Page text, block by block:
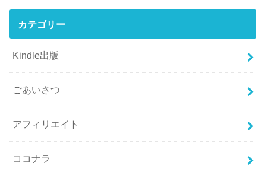
カテゴリー
Kindle出版
ごあいさつ
アフィリエイト
ココナラ